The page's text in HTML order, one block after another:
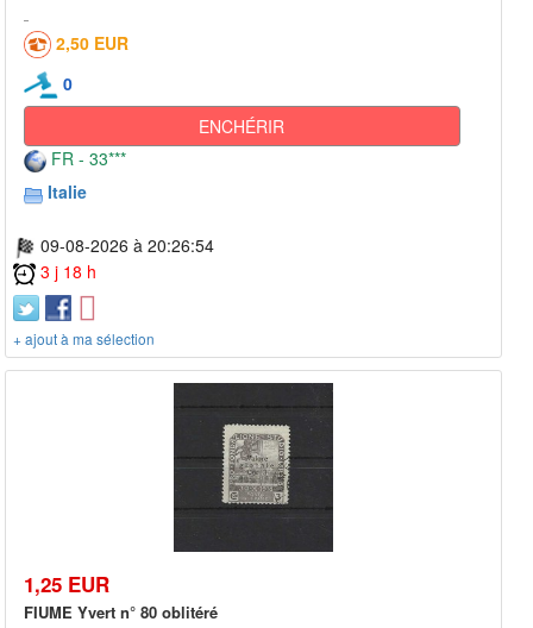
2,50 EUR
0
ENCHÉRIR
FR - 33***
Italie
09-08-2026 à 20:26:54
3 j 18 h
+ ajout à ma sélection
1,25 EUR
FIUME Yvert n° 80 oblitéré